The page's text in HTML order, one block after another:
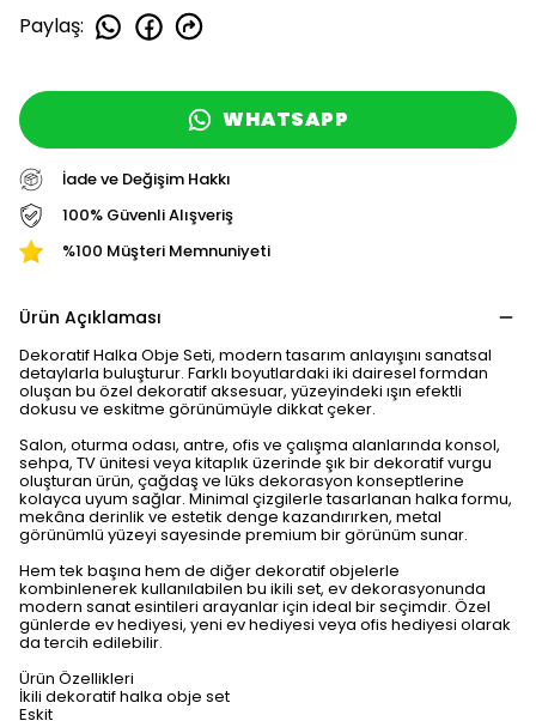
Paylaş:
WHATSAPP
İade ve Değişim Hakkı
100% Güvenli Alışveriş
%100 Müşteri Memnuniyeti
Ürün Açıklaması
Dekoratif Halka Obje Seti, modern tasarım anlayışını sanatsal
detaylarla buluşturur. Farklı boyutlardaki iki dairesel formdan
oluşan bu özel dekoratif aksesuar, yüzeyindeki ışın efektli
dokusu ve eskitme görünümüyle dikkat çeker.
Salon, oturma odası, antre, ofis ve çalışma alanlarında konsol,
sehpa, TV ünitesi veya kitaplık üzerinde şık bir dekoratif vurgu
oluşturan ürün, çağdaş ve lüks dekorasyon konseptlerine
kolayca uyum sağlar. Minimal çizgilerle tasarlanan halka formu,
mekâna derinlik ve estetik denge kazandırırken, metal
görünümlü yüzeyi sayesinde premium bir görünüm sunar.
Hem tek başına hem de diğer dekoratif objelerle
kombinlenerek kullanılabilen bu ikili set, ev dekorasyonunda
modern sanat esintileri arayanlar için ideal bir seçimdir. Özel
günlerde ev hediyesi, yeni ev hediyesi veya ofis hediyesi olarak
da tercih edilebilir.
Ürün Özellikleri
İkili dekoratif halka obje set
Eskit